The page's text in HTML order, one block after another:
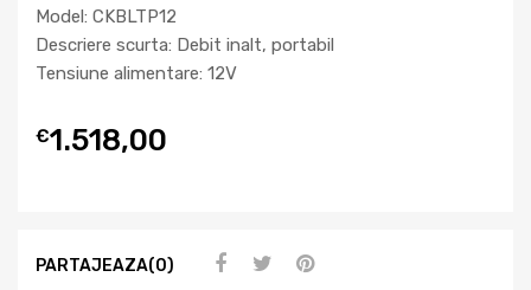
Model: CKBLTP12
Descriere scurta: Debit inalt, portabil
Tensiune alimentare: 12V
€1.518,00
PARTAJEAZA(0)